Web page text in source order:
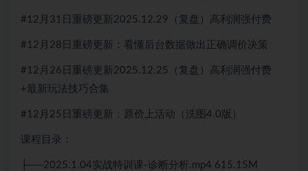
#12月31日重磅更新2025.12.29（复盘）高利润强付费
#12月28日重磅更新：看懂后台数据做出正确调价决策
#12月26日重磅更新2025.12.25（复盘）高利润强付费
+最新玩法技巧合集
#12月25日重磅更新：原价上活动（洗图4.0版）
课程目录：
├──2025.1.04实战特训课-诊断分析.mp4 615.15M